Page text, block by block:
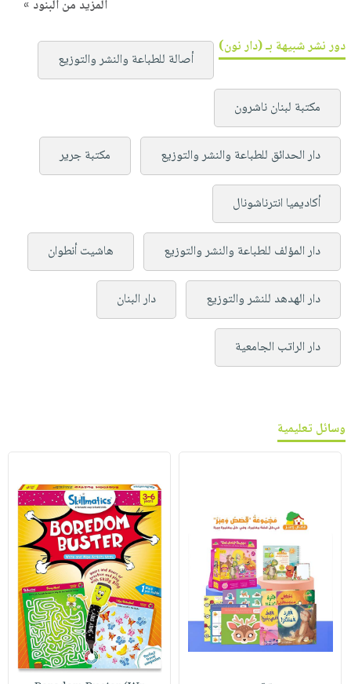
المزيد من البنود »
دور نشر شبيهة بـ (دار نون)
أصالة للطباعة والنشر والتوزيع
مكتبة لبنان ناشرون
دار الحدائق للطباعة والنشر والتوزيع مكتبة جرير
أكاديميا انترناشونال
دار المؤلف للطباعة والنشر والتوزيع هاشيت أنطوان
دار الهدهد للنشر والتوزيع دار البنان
دار الراتب الجامعية
وسائل تعليمية